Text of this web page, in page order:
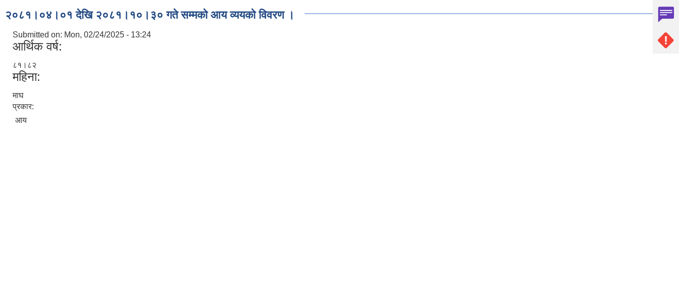
२०८१।०४।०१ देखि २०८१।१०।३० गते सम्मको आय व्ययको विवरण ।
Submitted on: Mon, 02/24/2025 - 13:24
आर्थिक वर्ष:
८१।८२
महिना:
माघ
प्रकार:
आय